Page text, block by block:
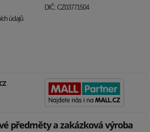
údajů
DIČ: CZ03771504
předměty a zakázková výroba